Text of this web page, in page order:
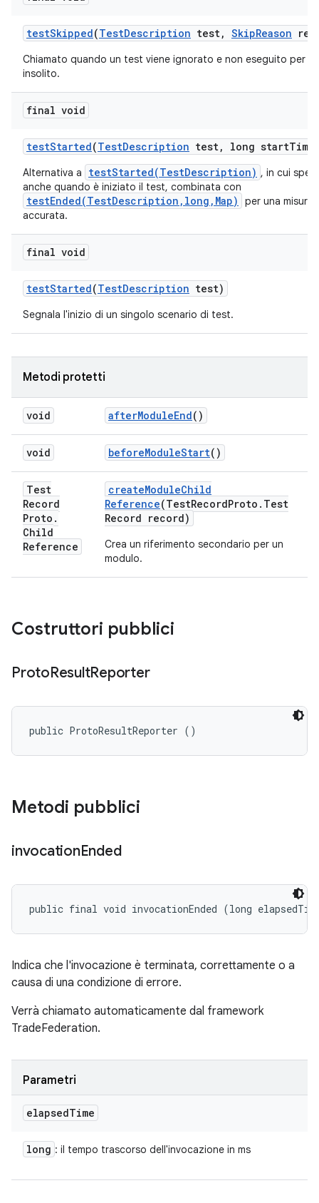
testSkipped(TestDescription test, SkipReason
Chiamato quando un test viene ignorato e non eseguito per
insolito.
final void
testStarted(TestDescription test, long start
Alternativa a testStarted(TestDescription) , in cui
anche quando è iniziato il test, combinata con
testEnded(TestDescription,long,Map)
per una
accurata.
final void
testStarted(TestDescription test)
Segnala l'inizio di un singolo scenario di test.
Metodi protetti
void afterModuleEnd()
void beforeModuleStart()
Test
Record
Proto .
Child
Reference
createModuleChild
Reference(TestRecordProto . Test
Record record)
Crea un riferimento secondario per un
modulo.
Costruttori pubblici
ProtoResultReporter
public ProtoResultReporter ()
Metodi pubblici
invocationEnded
public final void invocationEnded (long
Indica che l'invocazione è terminata, correttamente o a
causa di una condizione di errore.
Verrà chiamato automaticamente dal framework
TradeFederation.
Parametri
elapsedTime
long : il tempo trascorso dell'invocazione in ms